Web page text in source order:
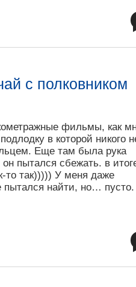
с полковником
фильмы, как
в которой никого
Еще там была рука
пытался сбежать. в
то так))))) У меня даже
пытался найти, но… пусто.